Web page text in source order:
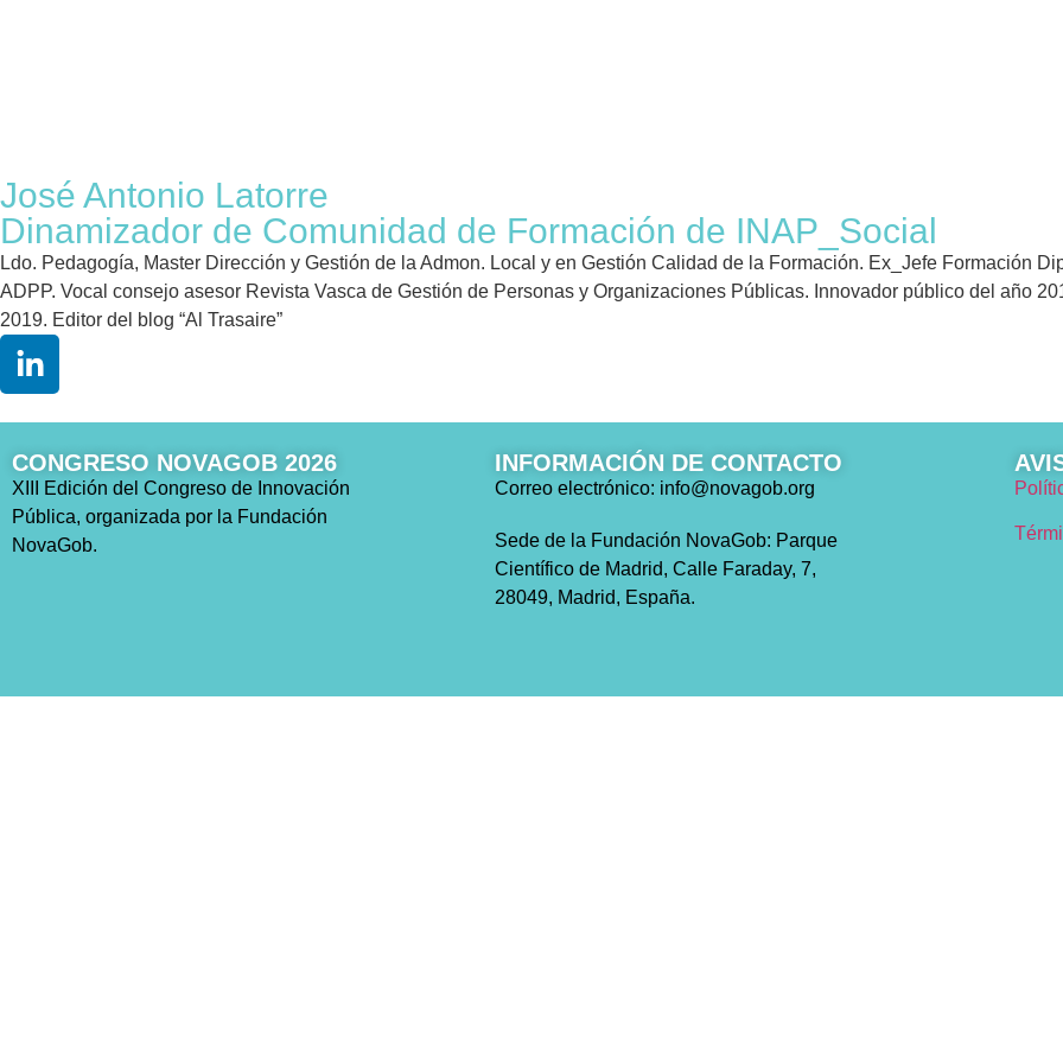
José Antonio Latorre
Dinamizador de Comunidad de Formación de INAP_Social
Ldo. Pedagogía, Master Dirección y Gestión de la Admon. Local y en Gestión Calidad de la Formación. Ex_Jefe Formación
ADPP. Vocal consejo asesor Revista Vasca de Gestión de Personas y Organizaciones Públicas. Innovador público del año
2019. Editor del blog “Al Trasaire”
CONGRESO NOVAGOB 2026
XIII Edición del Congreso de Innovación
Pública, organizada por la Fundación
NovaGob.
INFORMACIÓN DE CONTACTO
Correo electrónico: info@novagob.org
Sede de la Fundación NovaGob: Parque
Científico de Madrid, Calle Faraday, 7,
28049, Madrid, España.